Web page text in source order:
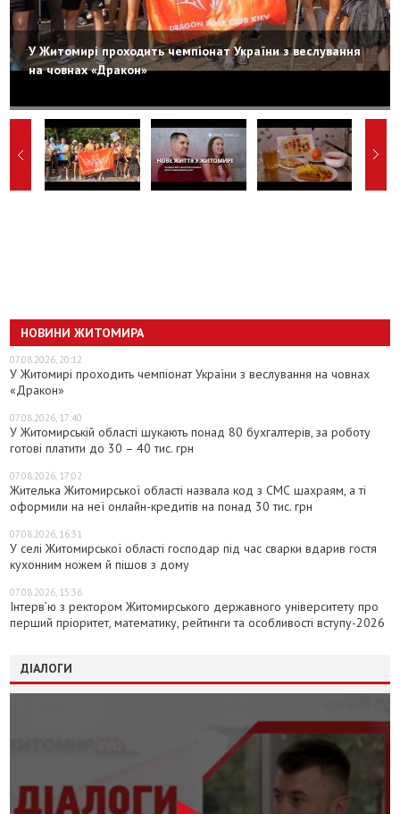
У Житомирі проходить чемпіонат України з веслування
на човнах «Дракон»
НОВИНИ ЖИТОМИРА
07.08.2026, 20:12
У Житомирі проходить чемпіонат України з веслування на човнах
«Дракон»
07.08.2026, 17:40
У Житомирській області шукають понад 80 бухгалтерів, за роботу
готові платити до 30 – 40 тис. грн
07.08.2026, 17:02
Жителька Житомирської області назвала код з СМС шахраям, а ті
оформили на неї онлайн-кредитів на понад 30 тис. грн
07.08.2026, 16:31
У селі Житомирської області господар під час сварки вдарив гостя
кухонним ножем й пішов з дому
07.08.2026, 15:36
Інтерв’ю з ректором Житомирського державного університету про
перший пріоритет, математику, рейтинги та особливості вступу-2026
ДІАЛОГИ